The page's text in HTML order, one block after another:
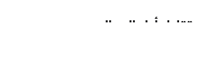
تقليل أداء المعالج